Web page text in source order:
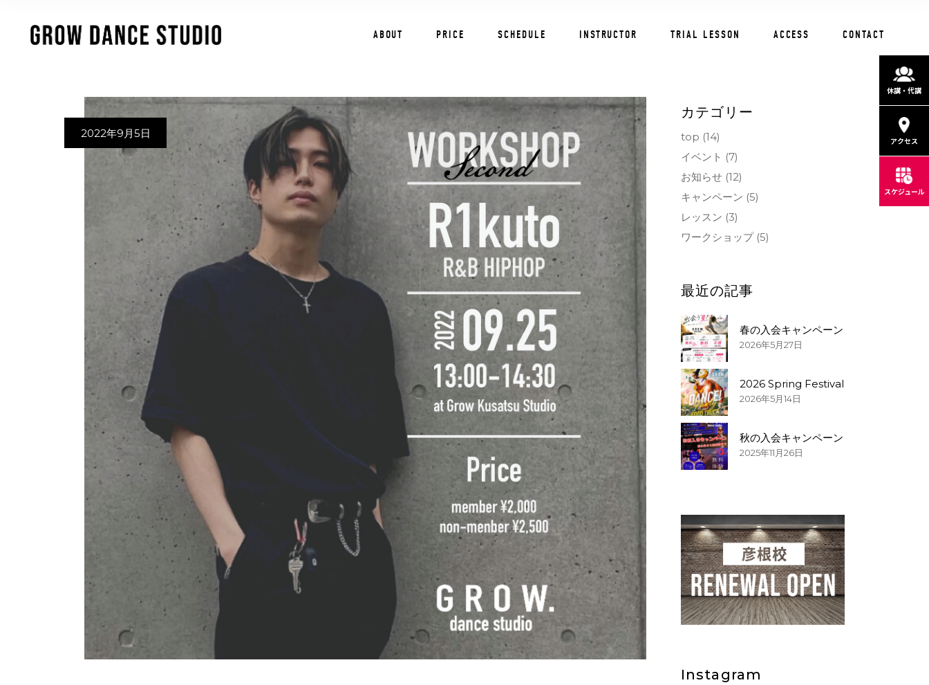
休講・代講
アクセス
スケジュール
ABOUT PRICE SCHEDULE INSTRUCTOR TRIAL LESSON ACCESS CONTACT
2022年9月5日
カテゴリー
top (14)
イベント (7)
お知らせ(12)
キャンペーン (5)
レッスン (3)
ワークショップ(5)
最近の記事
春の入会キャンペーン
2026年5月27日
2026 Spring Festival
2026年5月14日
秋の入会キャンペーン
2025年11月26日
Instagram